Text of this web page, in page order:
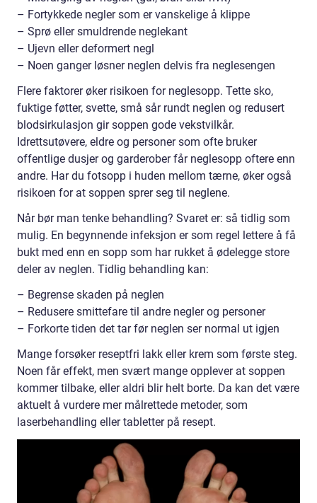
– Fortykkede negler som er vanskelige å klippe
– Sprø eller smuldrende neglekant
– Ujevn eller deformert negl
– Noen ganger løsner neglen delvis fra neglesengen
Flere faktorer øker risikoen for neglesopp. Tette sko,
fuktige føtter, svette, små sår rundt neglen og redusert
blodsirkulasjon gir soppen gode vekstvilkår.
Idrettsutøvere, eldre og personer som ofte bruker
offentlige dusjer og garderober får neglesopp oftere enn
andre. Har du fotsopp i huden mellom tærne, øker også
risikoen for at soppen sprer seg til neglene.
Når bør man tenke behandling? Svaret er: så tidlig som
mulig. En begynnende infeksjon er som regel lettere å få
bukt med enn en sopp som har rukket å ødelegge store
deler av neglen. Tidlig behandling kan:
– Begrense skaden på neglen
– Redusere smittefare til andre negler og personer
– Forkorte tiden det tar før neglen ser normal ut igjen
Mange forsøker reseptfri lakk eller krem som første steg.
Noen får effekt, men svært mange opplever at soppen
kommer tilbake, eller aldri blir helt borte. Da kan det være
aktuelt å vurdere mer målrettede metoder, som
laserbehandling eller tabletter på resept.